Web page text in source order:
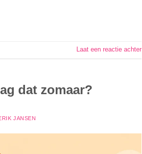
Laat een reactie achter
dat zomaar?
JANSEN